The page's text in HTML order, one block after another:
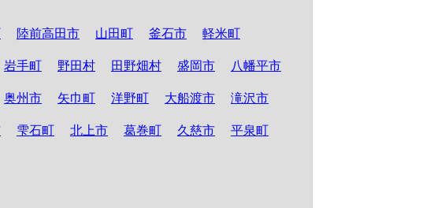
陸前高田市 山田町 釜石市 軽米町
岩手町 野田村 田野畑村 盛岡市 八幡平市
奥州市 矢巾町 洋野町 大船渡市 滝沢市
雫石町 北上市 葛巻町 久慈市 平泉町